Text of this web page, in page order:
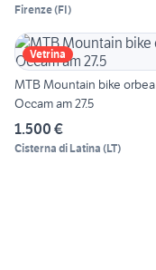
Firenze(FI)
Vetrina
MTB Mountain bike orbea
Occam am 27.5
1.500 €
Cisterna di Latina (LT)